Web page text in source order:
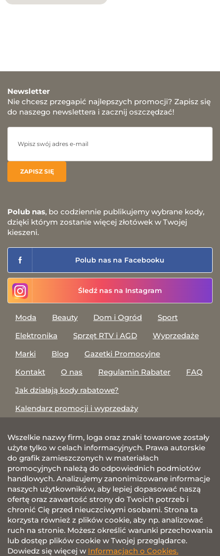
Newsletter
Nie chcesz przegapić najlepszych promocji? Zapisz się
do naszego newslettera i zacznij oszczędzać!
Polub nas, bo codziennie publikujemy wybrane kody,
dzięki którym zostanie więcej złotówek w Twojej
kieszeni.
Polub nas na Facebooku
Śledź nas na Instagram
Moda Beauty Dom i Ogród
Sport
Elektronika
Sprzęt RTV i AGD
Wyprzedaże
Marki
Blog
Gazetki Promocyjne
Kontakt
O nas Regulamin Rabater
FAQ
Jak działają kody rabatowe?
Kalendarz promocji i wyprzedaży
Wszelkie nazwy firm, loga oraz znaki towarowe zostały
użyte tylko w celach informacyjnych. Prawa autorskie
do grafik zamieszczonych w materiałach
promocyjnych należą do odpowiednich podmiotów
handlowych. Analizujemy zanonimizowane informacje
naszych użytkowników, aby lepiej dopasować naszą
ofertę oraz zawartość strony do Twoich potrzeb i
chronić Cię przed nieuczciwymi osobami. Strona ta
korzysta również z plików cookie, aby np. analizować
ruch na stronie. Możesz określić warunki przechowania
lub dostęp plików cookie w Twojej przeglądarce.
Dowiedz się więcej w Informacjach o Cookies.